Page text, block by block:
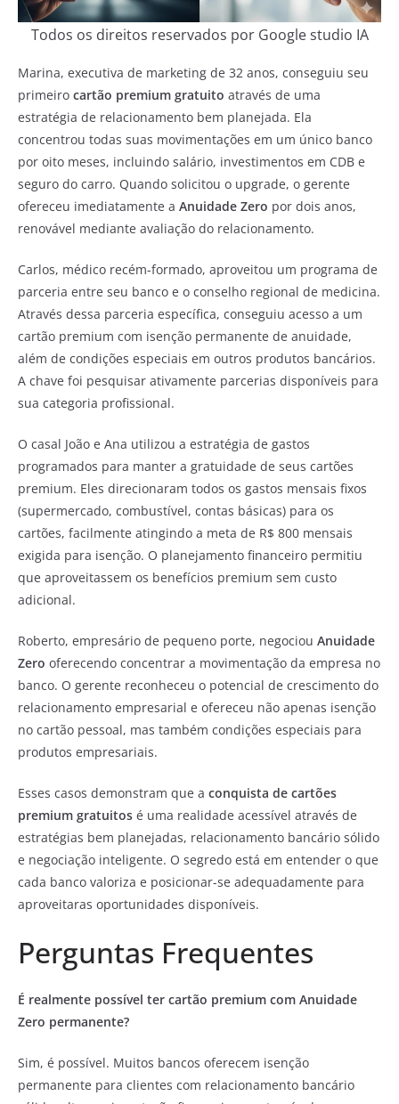
Todos os direitos reservados por Google studio IA
Marina, executiva de marketing de 32 anos, conseguiu seu
primeiro cartão premium gratuito através de uma
estratégia de relacionamento bem planejada. Ela
concentrou todas suas movimentações em um único banco
por oito meses, incluindo salário, investimentos em CDB e
seguro do carro. Quando solicitou o upgrade, o gerente
ofereceu imediatamente a Anuidade Zero por dois anos,
renovável mediante avaliação do relacionamento.
Carlos, médico recém-formado, aproveitou um programa de
parceria entre seu banco e o conselho regional de medicina.
Através dessa parceria específica, conseguiu acesso a um
cartão premium com isenção permanente de anuidade,
além de condições especiais em outros produtos bancários.
A chave foi pesquisar ativamente parcerias disponíveis para
sua categoria profissional.
O casal João e Ana utilizou a estratégia de gastos
programados para manter a gratuidade de seus cartões
premium. Eles direcionaram todos os gastos mensais fixos
(supermercado, combustível, contas básicas) para os
cartões, facilmente atingindo a meta de R$ 800 mensais
exigida para isenção. O planejamento financeiro permitiu
que aproveitassem os benefícios premium sem custo
adicional.
Roberto, empresário de pequeno porte, negociou Anuidade
Zero oferecendo concentrar a movimentação da empresa no
banco. O gerente reconheceu o potencial de crescimento do
relacionamento empresarial e ofereceu não apenas isenção
no cartão pessoal, mas também condições especiais para
produtos empresariais.
Esses casos demonstram que a conquista de cartões
premium gratuitos é uma realidade acessível através de
estratégias bem planejadas, relacionamento bancário sólido
e negociação inteligente. O segredo está em entender o que
cada banco valoriza e posicionar-se adequadamente para
aproveitaras oportunidades disponíveis.
Perguntas Frequentes
É realmente possível ter cartão premium com Anuidade
Zero permanente?
Sim, é possível. Muitos bancos oferecem isenção
permanente para clientes com relacionamento bancário